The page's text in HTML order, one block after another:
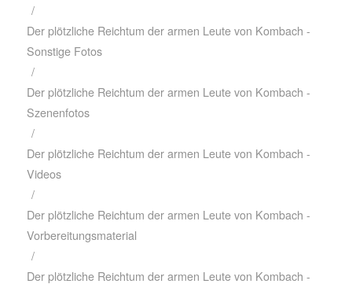
/
Der plötzliche Reichtum der armen Leute von Kombach -
Sonstige Fotos
/
Der plötzliche Reichtum der armen Leute von Kombach -
Szenenfotos
/
Der plötzliche Reichtum der armen Leute von Kombach -
Videos
/
Der plötzliche Reichtum der armen Leute von Kombach -
Vorbereitungsmaterial
/
Der plötzliche Reichtum der armen Leute von Kombach -